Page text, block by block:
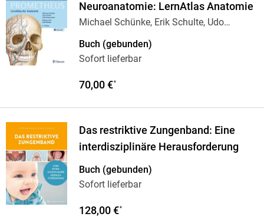
Neuroanatomie: LernAtlas Anatomie
Michael Schünke, Erik Schulte, Udo
Schumacher
Buch (gebunden)
Sofort lieferbar
70,00 €*
Das restriktive Zungenband: Eine
interdisziplinäre Herausforderung
Buch (gebunden)
Sofort lieferbar
128,00 €*